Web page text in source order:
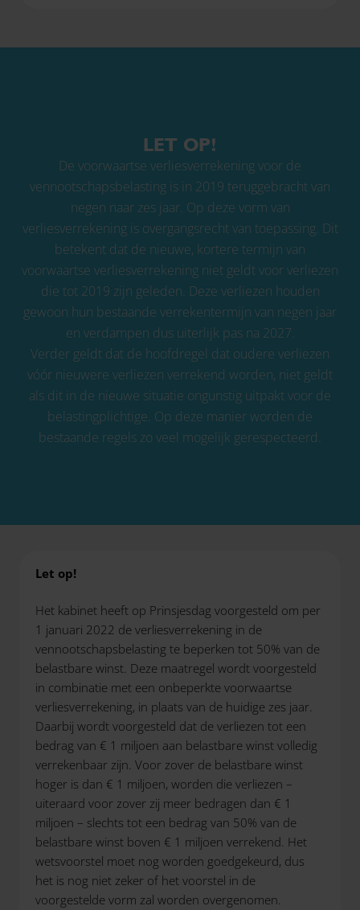
LET OP!
De voorwaartse verliesverrekening voor de
vennootschapsbelasting is in 2019 teruggebracht van
negen naar zes jaar. Op deze vorm van
verliesverrekening is overgangsrecht van toepassing. Dit
betekent dat de nieuwe, kortere termijn van
voorwaartse verliesverrekening niet geldt voor verliezen
die tot 2019 zijn geleden. Deze verliezen houden
gewoon hun bestaande verrekentermijn van negen jaar
en verdampen dus uiterlijk pas na 2027.
Verder geldt dat de hoofdregel dat oudere verliezen
vóór nieuwere verliezen verrekend worden, niet geldt
als dit in de nieuwe situatie ongunstig uitpakt voor de
belastingplichtige. Op deze manier worden de
bestaande regels zo veel mogelijk gerespecteerd.
Let op!
Het kabinet heeft op Prinsjesdag voorgesteld om per
1 januari 2022 de verliesverrekening in de
vennootschapsbelasting te beperken tot 50% van de
belastbare winst. Deze maatregel wordt voorgesteld
in combinatie met een onbeperkte voorwaartse
verliesverrekening, in plaats van de huidige zes jaar.
Daarbij wordt voorgesteld dat de verliezen tot een
bedrag van € 1 miljoen aan belastbare winst volledig
verrekenbaar zijn. Voor zover de belastbare winst
hoger is dan € 1 miljoen, worden die verliezen –
uiteraard voor zover zij meer bedragen dan € 1
miljoen – slechts tot een bedrag van 50% van de
belastbare winst boven € 1 miljoen verrekend. Het
wetsvoorstel moet nog worden goedgekeurd, dus
het is nog niet zeker of het voorstel in de
voorgestelde vorm zal worden overgenomen.